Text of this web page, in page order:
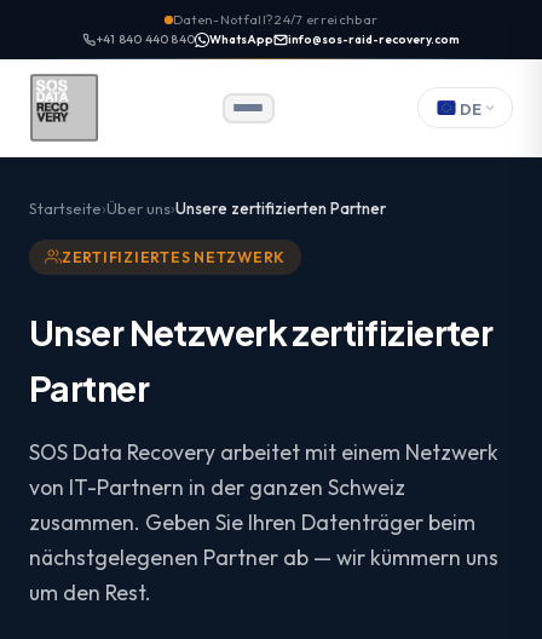
Daten-Notfall? 24/7 erreichbar
+41 840 440 840 WhatsApp info@sos-raid-recovery.com
DE
Startseite Über uns Unsere zertifizierten Partner
ZERTIFIZIERTES NETZWERK
Unser Netzwerk zertifizierter
Partner
SOS Data Recovery arbeitet mit einem Netzwerk
von IT-Partnern in der ganzen Schweiz
zusammen. Geben Sie Ihren Datenträger beim
nächstgelegenen Partner ab — wir kümmern uns
um den Rest.